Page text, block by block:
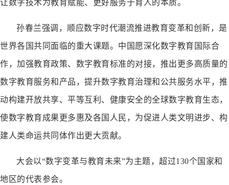
让数字技术为教育赋能、更好服务于育人的本质。
孙春兰强调，顺应数字时代潮流推进教育变革和创新，是
世界各国共同面临的重大课题。中国愿深化数字教育国际合
作，加强教育政策、数字教育标准的对接，推出更多高质量的
数字教育服务和产品，提升数字教育治理和公共服务水平，推
动构建开放共享、平等互利、健康安全的全球数字教育生态，
使数字教育成果更多惠及各国人民，为促进人类文明进步、构
建人类命运共同体作出更大贡献。
大会以“数字变革与教育未来”为主题，超过130个国家和
地区的代表参会。